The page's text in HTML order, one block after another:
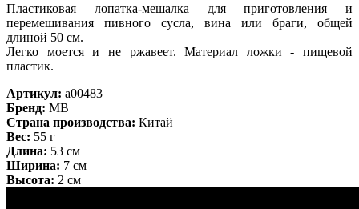
Пластиковая лопатка-мешалка для приготовления и
перемешивания пивного сусла, вина или браги, общей
длиной 50 см.
Легко моется и не ржавеет. Материал ложки - пищевой
пластик.
Артикул: a00483
Бренд: MB
Страна производства: Китай
Вес: 55 г
Длина: 53 см
Ширина: 7 см
Высота: 2 см